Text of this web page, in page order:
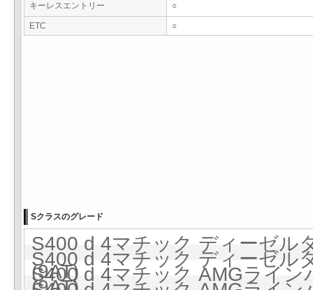
キーレスエントリー ○
ETC ○
Sクラスのグレード
S400 d 4マチック ディーゼ
(9AT)
S400 d 4マチック ディーゼ
S400 d 4マチック AMGライ